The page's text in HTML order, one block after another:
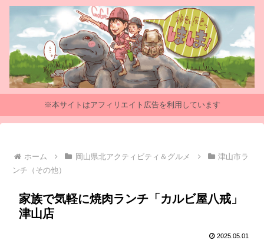
※本サイトはアフィリエイト広告を利用しています
ホーム 岡山県北アクティビティ＆グルメ
津山市ラ
ンチ（その他）
家族で気軽に焼肉ランチ「カルビ屋八戒」
津山店
2025.05.01